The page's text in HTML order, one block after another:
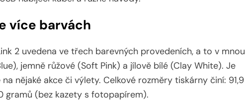
více barvách
2 uvedena ve třech barevných provedeních, a to v mnou
jemně růžové (Soft Pink) a jílově bílé (Clay White). Je
nějaké akce či výlety. Celkové rozměry tiskárny činí: 91,9
gramů (bez kazety s fotopapírem).